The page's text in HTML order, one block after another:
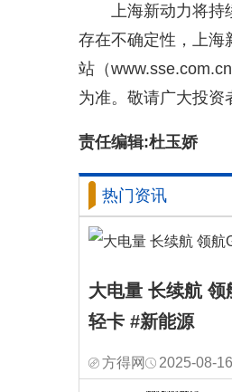
上海新动力将
存在不确定性，上海
站（
为准。敬请广大投资
责任编辑:杜玉娇
热门资讯
大电量 长续航
轻卡 #新能源
方得网 2025-08-16